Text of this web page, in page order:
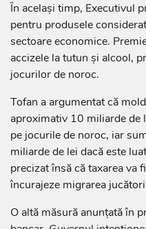
În același timp, Executivul
pentru produsele
sectoare economice.
accizele la tutun și alcool,
jocurilor de noroc.
Tofan a argumentat că
aproximativ 10 miliarde de
pe jocurile de noroc, iar
miliarde de lei dacă este
precizat însă că taxarea va
încurajeze migrarea
O altă măsură anunțată în